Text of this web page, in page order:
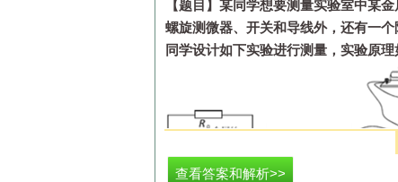
【题目】 某同学想要测量实验室中某
螺旋测微器、开关和导线外，还有一个
同学设计如下实验进行测量，实验原理
查看答案和解析>>